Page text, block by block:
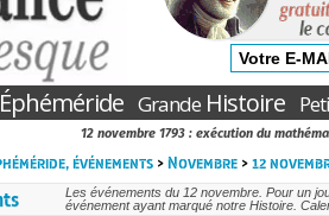
Éphéméride GrandeHistoire
12 novembre 1793 : exécution du
événements>Novembre>12
Les événements du 12 novembre. Pour un
événement ayant marqué notre Histoire.